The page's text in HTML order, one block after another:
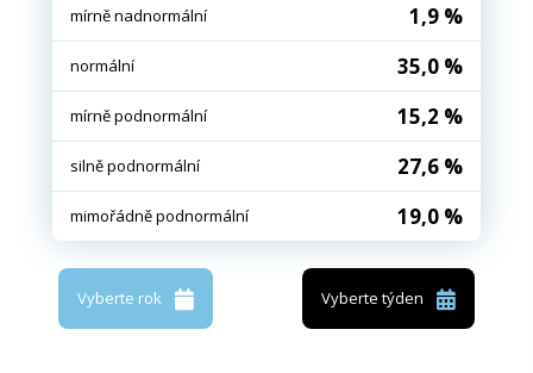
mírně nadnormální 1,9 %
normální 35,0 %
mírně podnormální 15,2 %
silně podnormální 27,6 %
mimořádně podnormální 19,0 %
Vyberte rok Vyberte týden